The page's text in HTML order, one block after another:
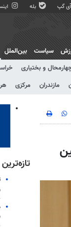
آی گپ بله
سیاست بین‌الملل
و بختیاری
مازندران مرکزی